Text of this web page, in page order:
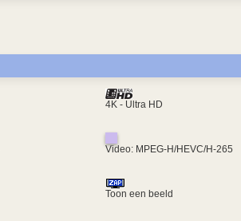
4K - Ultra HD
Video: MPEG-H/HEVC/H-265
Toon een beeld